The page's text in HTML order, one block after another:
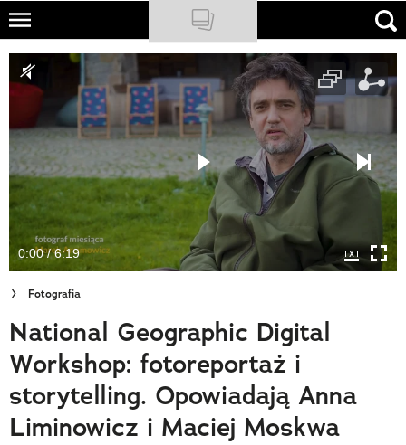
Skip
main
content
NATIONAL GEOGRAPHIC
TRAVELER
PODCASTY
Sklep
Newsletter
Cuda Polski
Wielki Konkurs Fotograficzny
Trendbook Podróżniczy
Polecane
0:00 / 6:19
Fotografia
National Geographic Digital
Workshop: fotoreportaż i
storytelling. Opowiadają Anna
Liminowicz i Maciej Moskwa